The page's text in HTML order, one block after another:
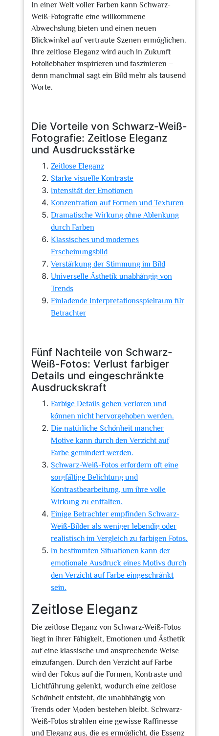
In einer Welt voller Farben kann Schwarz-
Weiß-Fotografie eine willkommene
Abwechslung bieten und einen neuen
Blickwinkel auf vertraute Szenen ermöglichen.
Ihre zeitlose Eleganz wird auch in Zukunft
Fotoliebhaber inspirieren und faszinieren –
denn manchmal sagt ein Bild mehr als tausend
Worte.
Die Vorteile von Schwarz-Weiß-
Fotografie: Zeitlose Eleganz
und Ausdrucksstärke
Zeitlose Eleganz
Starke visuelle Kontraste
Intensität der Emotionen
Konzentration auf Formen und Texturen
Dramatische Wirkung ohne Ablenkung
durch Farben
Klassisches und modernes
Erscheinungsbild
Verstärkung der Stimmung im Bild
Universelle Ästhetik unabhängig von
Trends
Einladende Interpretationsspielraum für
Betrachter
Fünf Nachteile von Schwarz-
Weiß-Fotos: Verlust farbiger
Details und eingeschränkte
Ausdruckskraft
Farbige Details gehen verloren und
können nicht hervorgehoben werden.
Die natürliche Schönheit mancher
Motive kann durch den Verzicht auf
Farbe gemindert werden.
Schwarz-Weiß-Fotos erfordern oft eine
sorgfältige Belichtung und
Kontrastbearbeitung, um ihre volle
Wirkung zu entfalten.
Einige Betrachter empfinden Schwarz-
Weiß-Bilder als weniger lebendig oder
realistisch im Vergleich zu farbigen Fotos.
In bestimmten Situationen kann der
emotionale Ausdruck eines Motivs durch
den Verzicht auf Farbe eingeschränkt
sein.
Zeitlose Eleganz
Die zeitlose Eleganz von Schwarz-Weiß-Fotos
liegt in ihrer Fähigkeit, Emotionen und Ästhetik
auf eine klassische und ansprechende Weise
einzufangen. Durch den Verzicht auf Farbe
wird der Fokus auf die Formen, Kontraste und
Lichtführung gelenkt, wodurch eine zeitlose
Schönheit entsteht, die unabhhängig von
Trends oder Moden bestehen bleibt. Schwarz-
Weiß-Fotos strahlen eine gewisse Raffinesse
und Eleganz aus, die es ermöglicht, die Essenz